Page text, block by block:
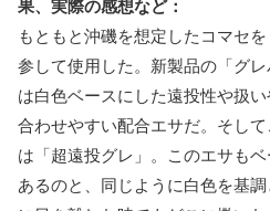
果、実際の感想など：
もともと沖磯を想定したコマセ
参して使用した。新製品の「グレ
は白色ベースにした遠投性や扱
合わせやすい配合エサだ。そし
は「超遠投グレ」。このエサも
あるのと、同じように白色を基